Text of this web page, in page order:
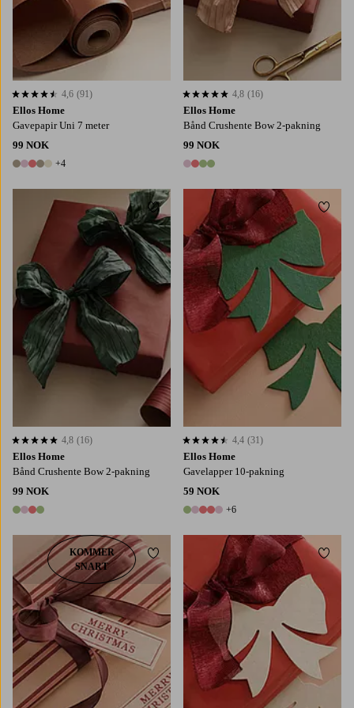
Ellos Home
Gavepapir Uni 7 meter
99 NOK
9 farger
+4
4,6 basert på 91 karaktergivninger
4,6 (91)
Ellos Home
Bånd Crushente Bow 2-pakning
99 NOK
4 farger
4,8 basert på 16 karaktergivninger
4,8 (16)
Ellos Home
Bånd Crushente Bow 2-pakning
99 NOK
4 farger
4,8 basert på 16 karaktergivninger
4,8 (16)
Legg til favoritter
Ellos Home
Gavelapper 10-pakning
59 NOK
11 farger
+6
4,4 basert på 31 karaktergivninger
4,4 (31)
KOMMER
SNART
Legg til favoritter